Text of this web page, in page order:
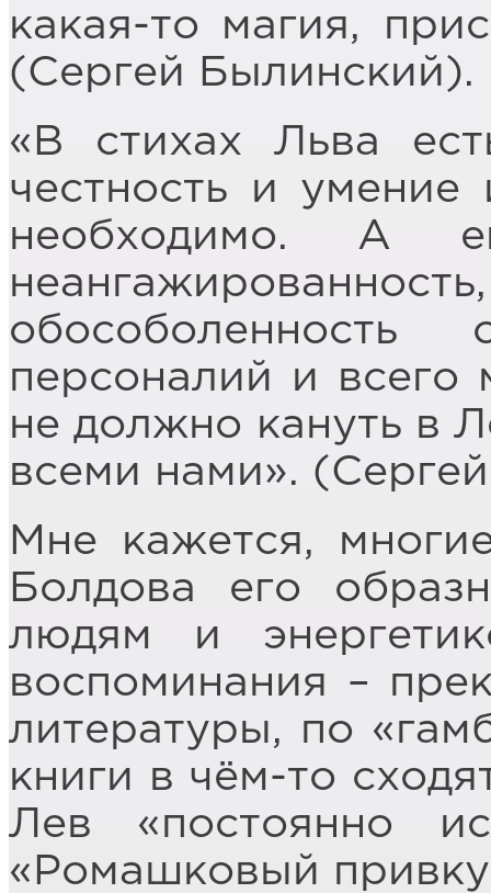
какая-то магия,
(Сергей Былинский).
«В стихах Льва
честность и умение
необходимо. А
персоналий и всего
не должно кануть в
всеми нами».
Мне кажется,
Болдова его
людям и
воспоминания –
литературы, по
книги в чём-то
Лев «постоянно
«Ромашковый